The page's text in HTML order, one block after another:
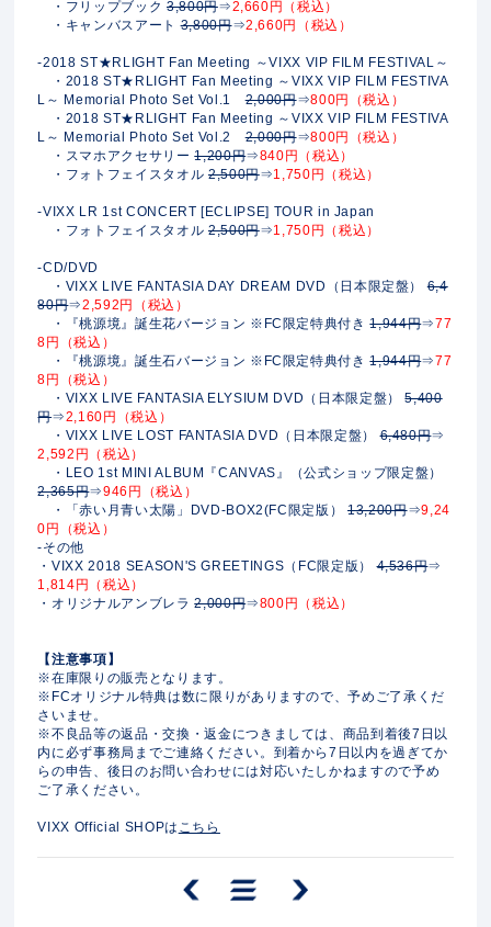
・フリップブック 3,800円⇒2,660円（税込）
・キャンバスアート3,800円⇒2,660円（税込）
-2018 ST★RLIGHT Fan Meeting ～VIXX VIP FILM FESTIVAL～
・2018 ST★RLIGHT Fan Meeting ～VIXX VIP FILM FESTIVA
L～ Memorial Photo Set Vol.12,000円⇒800円（税込）
・2018 ST★RLIGHT Fan Meeting ～VIXX VIP FILM FESTIVA
L～ Memorial Photo Set Vol.22,000円⇒800円（税込）
・スマホアクセサリー1,200円⇒840円（税込）
・フォトフェイスタオル 2,500円⇒1,750円（税込）
-VIXX LR 1st CONCERT [ECLIPSE] TOUR in Japan
・フォトフェイスタオル 2,500円⇒1,750円（税込）
-CD/DVD
・VIXX LIVE FANTASIA DAY DREAM DVD（日本限定盤）6,4
80円⇒2,592円（税込）
・『桃源境』誕生花バージョン ※FC限定特典付き1,944円⇒77
8円（税込）
・『桃源境』誕生石バージョン ※FC限定特典付き1,944円⇒77
8円（税込）
・VIXX LIVE FANTASIA ELYSIUM DVD（日本限定盤）5,400
円⇒2,160円（税込）
・VIXX LIVE LOST FANTASIA DVD（日本限定盤）6,480円⇒
2,592円（税込）
・LEO 1st MINI ALBUM『CANVAS』（公式ショップ限定盤）
2,365円⇒946円（税込）
・「赤い月青い太陽」DVD-BOX2(FC限定版）13,200円⇒9,24
0円（税込）
-その他
・VIXX 2018 SEASON'S GREETINGS（FC限定版）4,536円⇒
1,814円（税込）
・オリジナルアンブレラ2,000円⇒800円（税込）
【注意事項】
※在庫限りの販売となります。
※FCオリジナル特典は数に限りがありますので、予めご了承くだ
さいませ。
※不良品等の返品・交換・返金につきましては、商品到着後7日以
内に必ず事務局までご連絡ください。到着から7日以内を過ぎてか
らの申告、後日のお問い合わせには対応いたしかねますので予め
ご了承ください。
VIXX Official SHOPは こちら